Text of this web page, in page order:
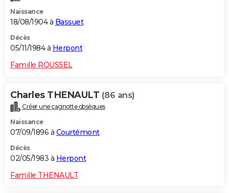
Naissance
18/08/1904 à Bassuet
Décès
05/11/1984 à Herpont
Famille ROUSSEL
Charles THENAULT (86 ans)
Créer une cagnotte obsèques
Naissance
07/09/1896 à Courtémont
Décès
02/05/1983 à Herpont
Famille THENAULT